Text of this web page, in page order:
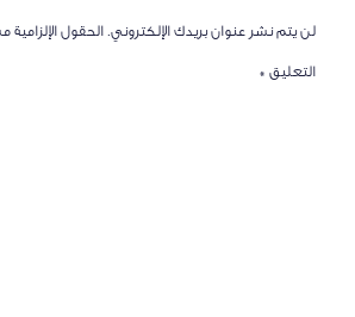
لن يتم نشر عنوان بريدك الإلكتروني. الحقول الإلزامية
التعليق *